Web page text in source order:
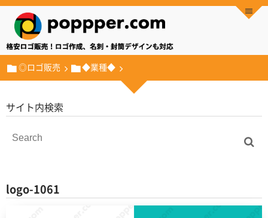
◎ロゴ販売 ◆業種◆
サイト内検索
logo-1061